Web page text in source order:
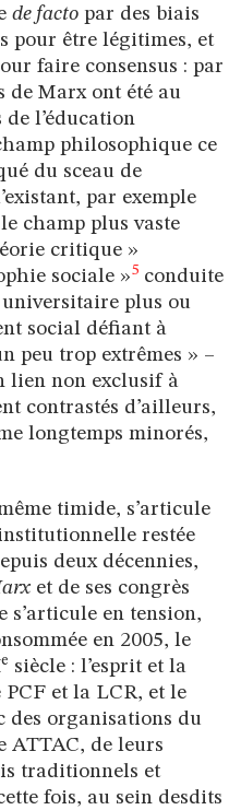
de facto par des biais
pour être légitimes, et
faire consensus : par
de Marx ont été au
l’éducation
philosophique ce
du sceau de
par exemple
champ plus vaste
critique »
sociale »5 conduite
plus ou
social défiant à
peu trop extrêmes » –
lien non exclusif à
contrastés d’ailleurs,
longtemps minorés,
timide, s’articule
restée
deux décennies,
et de ses congrès
en tension,
en 2005, le
e siècle : l’esprit et la
PCF et la LCR, et le
des organisations du
ATTAC, de leurs
traditionnels et
fois, au sein desdits